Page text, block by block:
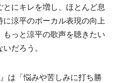
にキレを増し、ほとんど息
涼平のボーカル表現の向上
っと涼平の歌声を聴きたい
だろう。
は「悩みや苦しみに打ち勝